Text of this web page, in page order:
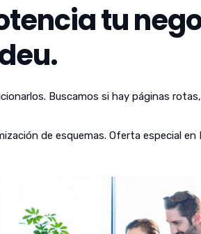
tu
Buscamos si hay páginas
de esquemas. Oferta especial en